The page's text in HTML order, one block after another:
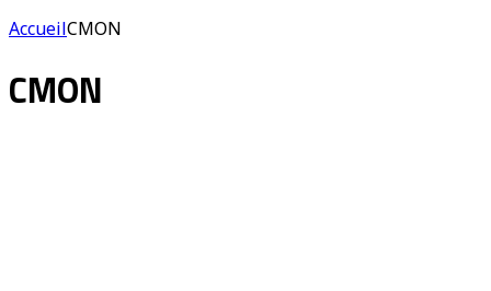
AccueilCMON
CMON